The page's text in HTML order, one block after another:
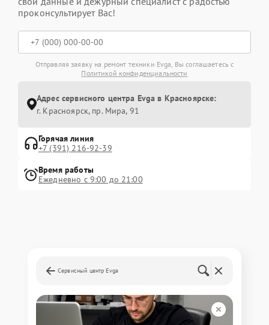
проконсультирует Вас!
Отправляя заявку на ремонт техники Evga, Вы соглашаетесь с
Политикой конфиденциальности
Адрес сервисного центра Evga в Красноярске:
г. Красноярск, ​пр. Мира, 91
Горячая линия
+7 (391) 216-92-39
Время работы
Ежедневно с 9:00 до 21:00
Сервисный центр Evga